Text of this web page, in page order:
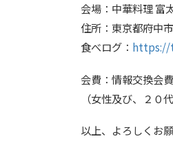
会場：中華料理 富
住所：東京都府中
食べログ： https://
会費：情報交換会
（女性及び、２０
以上、よろしくお願